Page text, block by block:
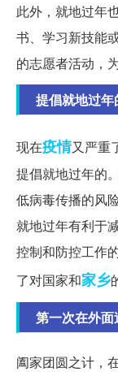
此外，就地过年
书、学习新技能
的志愿者活动，
提倡就地过年
现在疫情又严重
提倡就地过年的
低病毒传播的风
就地过年有利于
控制和防控工作
了对国家和家乡
第一次在外
阖家团圆之计，